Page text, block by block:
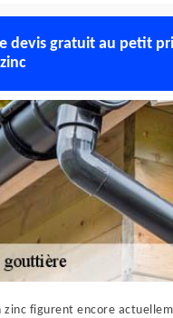
devis gratuit au petit
zinc figurent encore